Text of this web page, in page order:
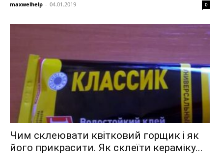
maxwelhelp - 04.01.2019 0
Чим склеювати квітковий горщик і як
його прикрасити. Як склеїти кераміку...